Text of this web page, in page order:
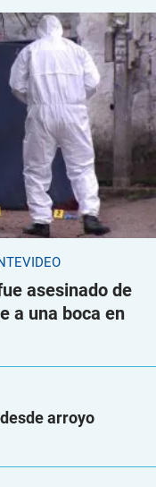
asesinado de
a una boca en
arroyo